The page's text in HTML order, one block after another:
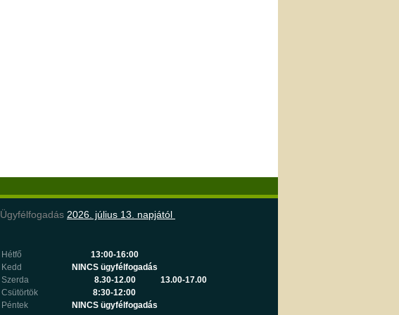
Ügyfélfogadás 2026. július 13. napjától
Hétfő
13:00-16:00
Kedd
NINCS ügyfélfogadás
Szerda
8.30-12.00
13.00-17.00
Csütörtök
8:30-12:00
Péntek
NINCS ügyfélfogadás